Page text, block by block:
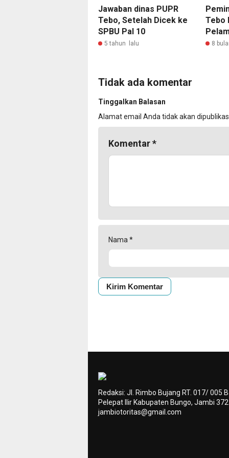
Jawaban dinas PUPR
Tebo, Setelah Dicek ke
SPBU Pal 10
5 tahun lalu
Tebo
8
Tidak ada komentar
Tinggalkan Balasan
Alamat email Anda tidak akan
Komentar*
Nama *
Redaksi: Jl. Rimbo Bujang RT. 017/ 005
Pelepat Ilir Kabupaten Bungo, Jambi
jambiotoritas@gmail.com